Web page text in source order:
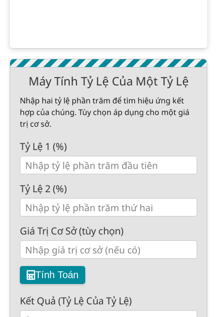
Máy Tính Tỷ Lệ Của Một Tỷ Lệ
Nhập hai tỷ lệ phần trăm để tìm hiệu ứng kết
hợp của chúng. Tùy chọn áp dụng cho một giá
trị cơ sở.
Tỷ Lệ 1 (%)
Tỷ Lệ 2 (%)
Giá Trị Cơ Sở (tùy chọn)
Tính Toán
Kết Quả (Tỷ Lệ Của Tỷ Lệ)